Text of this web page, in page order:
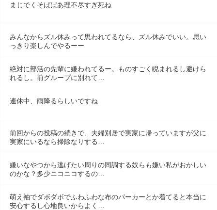
まじでくそばばあ理不尽すぎ死ね
みんなからズル休みって思われてるなら、ズル休みでいい。思い
っきり楽しんでやるーー
絶対に部活の先輩に嫌われてるー。ものすごく睨まれるし避けら
れるし。前グループに別れて…
連休中、雨降るらしいですね
前回からの投稿の続きで、夫婦別居で実家に帰っていますが父に
実家にいるなら掃除なりする…
嫌いなやつから逃げたい周りの同調する奴らも嫌い私がおかしい
のかな？多少ニコニコするの…
萌え袖でダボダボでふわふわな布のパーカーとか着てると本当に
安心するし心地良いからよく…